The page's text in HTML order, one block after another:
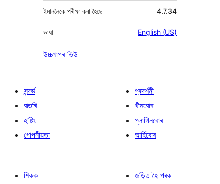
ইমানলৈকে পৰীক্ষা কৰা হৈছে 4.7.34
ভাষা English (US)
উচ্চখাপৰ ভিউ
সন্দৰ্ভ
বাতৰি
হ’ষ্টিং
গোপনীয়তা
প্ৰদৰ্শনী
থীমবোৰ
প্লাগিনবোৰ
আৰ্হিবোৰ
শিকক
জড়িত হৈ পৰক